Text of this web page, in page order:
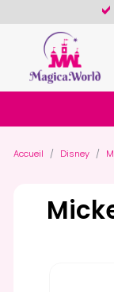
Accueil Disney